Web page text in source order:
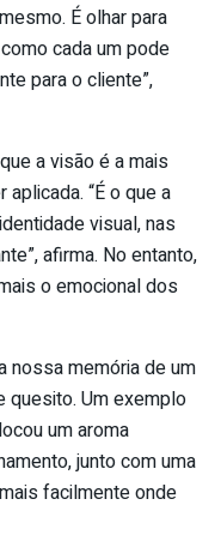
É olhar para
cada um pode
para o cliente”,
a visão é a mais
“É o que a
visual, nas
afirma. No entanto,
o emocional dos
nossa memória de um
quesito. Um exemplo
um aroma
junto com uma
facilmente onde